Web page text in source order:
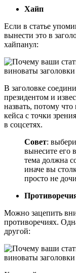
Хайп
Если в статье
вынести это в
хайпанул:
В заголовке
президентом и
назвать, потому что
кейса с точки
в соцсетях.
Совет:
вынесите его
тема должна
иначе вы
просто не
Можно зацепить
противоречиях.
другой: